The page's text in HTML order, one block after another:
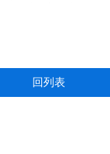
回列表